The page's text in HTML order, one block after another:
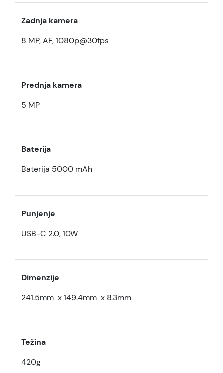
Zadnja kamera
8 MP, AF, 1080p@30fps
Prednja kamera
5 MP
Baterija
Baterija 5000 mAh
Punjenje
USB-C 2.0, 10W
Dimenzije
241.5mm x 149.4mm x 8.3mm
Težina
420g